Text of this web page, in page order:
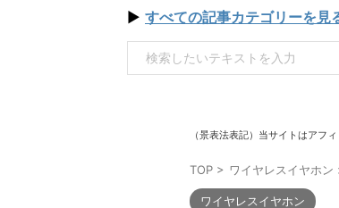
▶ すべての記事カテゴリーを見
（景表法表記）当サイトはアフ
TOP > ワイヤレスイヤホン
ワイヤレスイヤホン